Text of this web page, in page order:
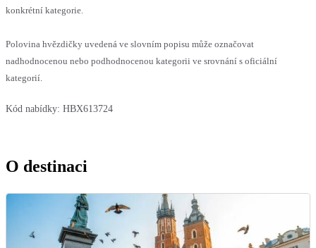
konkrétní kategorie.
Polovina hvězdičky uvedená ve slovním popisu může označovat
nadhodnocenou nebo podhodnocenou kategorii ve srovnání s oficiální
kategorií.
Kód nabídky: HBX613724
O destinaci